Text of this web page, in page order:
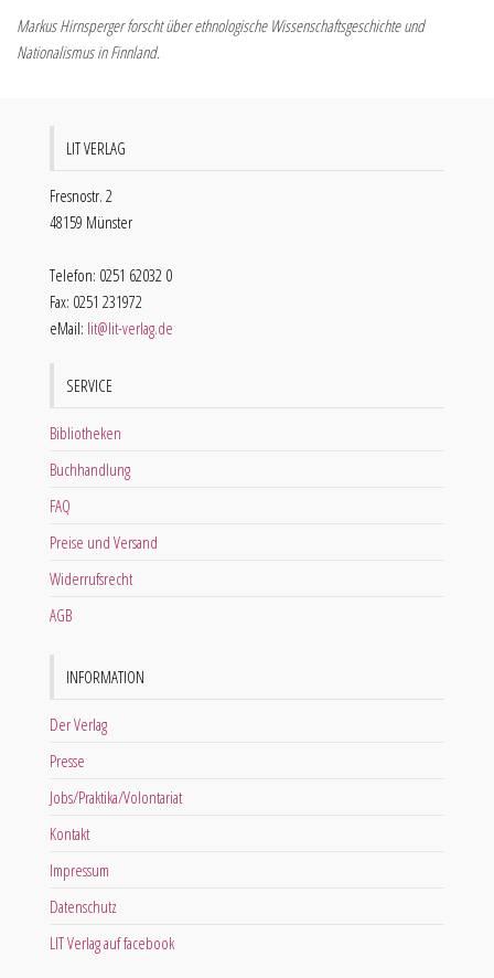
Markus Hirnsperger forscht über ethnologische Wissenschaftsgeschichte und
Nationalismus in Finnland.
LIT VERLAG
Fresnostr. 2
48159 Münster
Telefon: 0251 62032 0
Fax: 0251 231972
eMail: lit@lit-verlag.de
SERVICE
Bibliotheken
Buchhandlung
FAQ
Preise und Versand
Widerrufsrecht
AGB
INFORMATION
Der Verlag
Presse
Jobs/Praktika/Volontariat
Kontakt
Impressum
Datenschutz
LIT Verlag auf facebook